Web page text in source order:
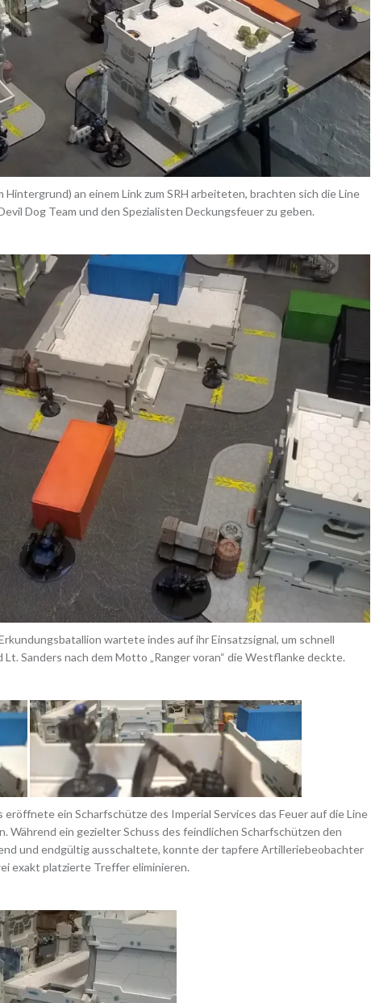
an einem Link zum SRH arbeiteten, brachten sich die Line
Dog Team und den Spezialisten Deckungsfeuer zu geben.
wartete indes auf ihr Einsatzsignal, um schnell
Sanders nach dem Motto „Ranger voran“ die Westflanke deckte.
ein Scharfschütze des Imperial Services das Feuer auf die Line
Während ein gezielter Schuss des feindlichen Scharfschützen den
und endgültig ausschaltete, konnte der tapfere Artilleriebeobachter
exakt platzierte Treffer eliminieren.